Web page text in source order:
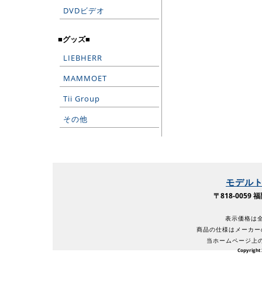
DVDビデオ
■グッズ■
LIEBHERR
MAMMOET
Tii Group
その他
モデル
〒818-0059
表示価格は
商品の仕様はメーカ
当ホームページ上
Copyright